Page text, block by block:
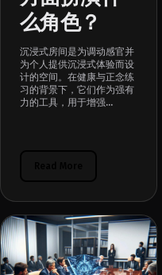
么角色？
沉浸式房间是为调动感官并
为个人提供沉浸式体验而设
计的空间。在健康与正念练
习的背景下，它们作为强有
力的工具，用于增强...